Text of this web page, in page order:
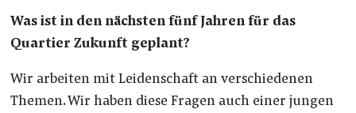
Was ist in den nächsten fünf Jahren für das
Quartier Zukunft geplant?
Wir arbeiten mit Leidenschaft an verschiedenen
Themen. Wir haben diese Fragen auch einer jungen